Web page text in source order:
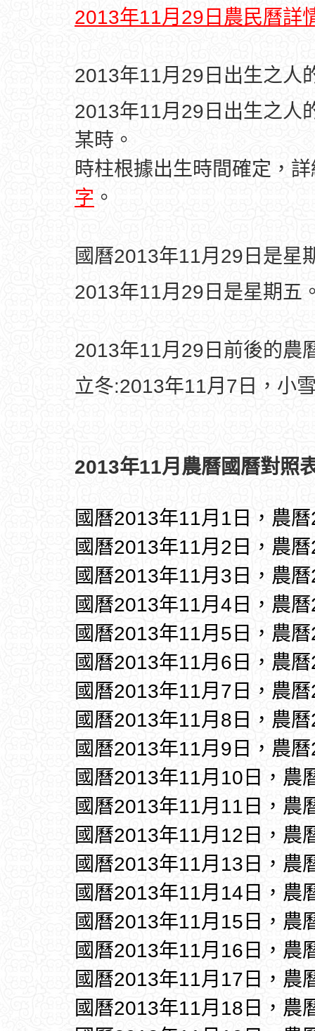
2013年11月29日農民曆詳
2013年11月29日出生之人
2013年11月29日出生之人
某時。
時柱根據出生時間確定，
字 。
國曆2013年11月29日是星
2013年11月29日是星期五
2013年11月29日前後的農
立冬:2013年11月7日，小
2013年11月農曆國曆對照
國曆2013年11月1日，農
國曆2013年11月2日，農
國曆2013年11月3日，農
國曆2013年11月4日，農
國曆2013年11月5日，農
國曆2013年11月6日，農
國曆2013年11月7日，農
國曆2013年11月8日，農
國曆2013年11月9日，農
國曆2013年11月10日，農
國曆2013年11月11日，農
國曆2013年11月12日，農
國曆2013年11月13日，農
國曆2013年11月14日，農
國曆2013年11月15日，農
國曆2013年11月16日，農
國曆2013年11月17日，農
國曆2013年11月18日，農